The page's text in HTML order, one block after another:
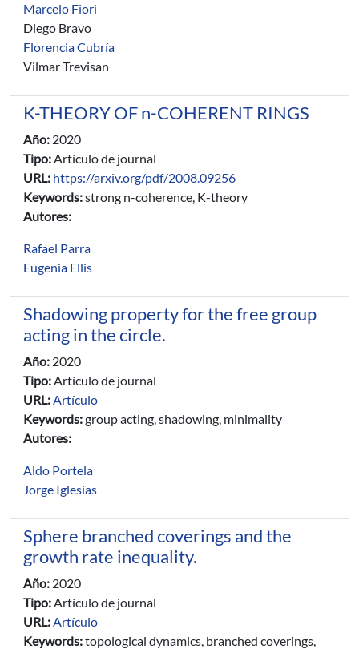
Marcelo Fiori
Diego Bravo
Florencia Cubría
Vilmar Trevisan
K-THEORY OF n-COHERENT RINGS
Año: 2020
Tipo:Artículo de journal
URL: https://arxiv.org/pdf/2008.09256
Keywords:strong n-coherence, K-theory
Autores:
Rafael Parra
Eugenia Ellis
Shadowing property for the free group
acting in the circle.
Año: 2020
Tipo:Artículo de journal
URL:Artículo
Keywords:group acting, shadowing, minimality
Autores:
Aldo Portela
Jorge Iglesias
Sphere branched coverings and the
growth rate inequality.
Año: 2020
Tipo:Artículo de journal
URL:Artículo
Keywords:topological dynamics, branched coverings,